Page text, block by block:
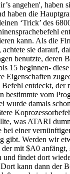
angehen', haben
haben die
‘Trick’ des
kann. Als die
sie darauf,
benutzte, deren
15 beginnen-
Eigenschaften
entdeckt, der
bestimmte vom
wurde damals
was ATARI
bei einer
gibt. Werden wir
mit $A0 anfängt,
findet dort
kann dann der